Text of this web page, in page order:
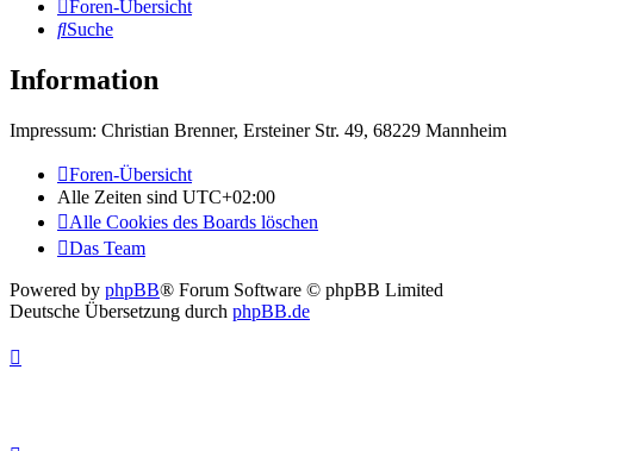
Foren-Übersicht
Suche
Information
Impressum: Christian Brenner, Ersteiner Str. 49, 68229 Mannheim
Foren-Übersicht
Alle Zeiten sind UTC+02:00
Alle Cookies des Boards löschen
Das Team
Powered by phpBB® Forum Software © phpBB Limited
Deutsche Übersetzung durch phpBB.de